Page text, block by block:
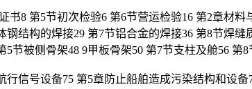
8 第5节初次检验6 第6节营运检验16 第2章材
结构的焊接29 第7节铝合金的焊接36 第8节焊
节被侧骨架48 9甲板骨架50 第7节支柱及舱56 第
信号设备75 第5章防止船舶造成污染结构和设